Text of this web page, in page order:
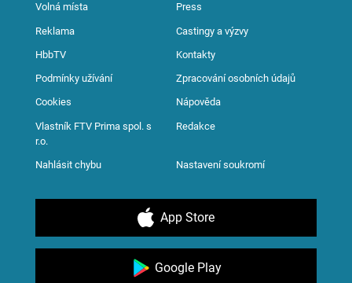
Volná místa Press
Reklama Castingy a výzvy
HbbTV Kontakty
Podmínky užívání Zpracování osobních údajů
Cookies Nápověda
Vlastník FTV Prima spol. s
r.o.
Redakce
Nahlásit chybu Nastavení soukromí
App Store
Google Play